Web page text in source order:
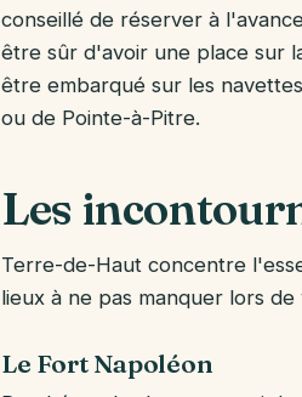
conseillé de réserver à
être sûr d'avoir une place sur
être embarqué sur les
ou de Pointe-à-Pitre.
Les
Terre-de-Haut concentre
lieux à ne pas manquer lors de
Le Fort Napoléon